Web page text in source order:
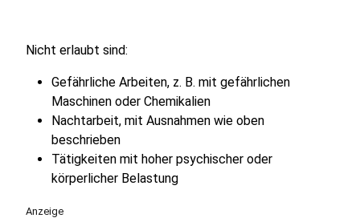
Nicht erlaubt sind:
Gefährliche Arbeiten, z. B. mit gefährlichen
Maschinen oder Chemikalien
Nachtarbeit, mit Ausnahmen wie oben
beschrieben
Tätigkeiten mit hoher psychischer oder
körperlicher Belastung
Anzeige